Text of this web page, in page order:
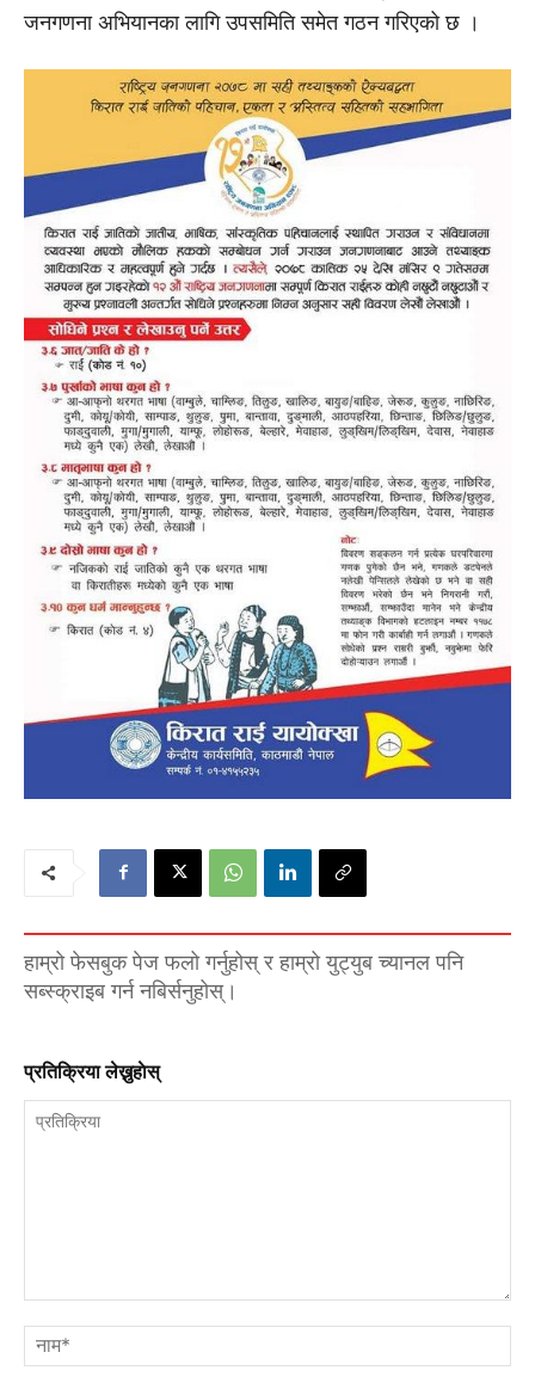
जनगणना अभियानका लागि उपसमिति समेत गठन गरिएको छ ।
हाम्रो फेसबुक पेज फलो गर्नुहोस् र हाम्रो युट्युब च्यानल पनि
सब्स्क्राइब गर्न नबिर्सनुहोस्।
प्रतिक्रिया लेख्नुहाेस्